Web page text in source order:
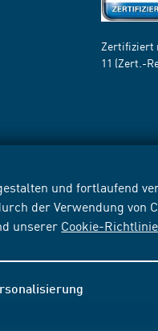
und fortlaufend
der Verwendung von
unserer Cookie-Richtlinie
Zertifiziert
11 (Zert.-